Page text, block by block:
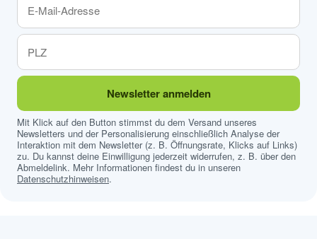
Newsletter anmelden
Mit Klick auf den Button stimmst du dem Versand unseres
Newsletters und der Personalisierung einschließlich Analyse der
Interaktion mit dem Newsletter (z. B. Öffnungsrate, Klicks auf Links)
zu. Du kannst deine Einwilligung jederzeit widerrufen, z. B. über den
Abmeldelink. Mehr Informationen findest du in unseren
Datenschutzhinweisen.